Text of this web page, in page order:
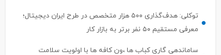
توکلی: هدف‌گذاری ۵۰۰ هزار متخصص در طرح ایران دیجیتال؛
معرفی مستقیم ۵۰ نفر برتر به بازار کار
ساماندهی گاری کباب ها ،ون کافه ها با اولویت سلامت